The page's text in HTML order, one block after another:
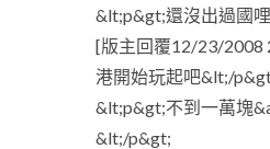
&lt;p&gt;還沒出過國
[版主回覆12/23/2008
港開始玩起吧&lt;/
&lt;p&gt;不到一萬塊
&lt;/p&gt;